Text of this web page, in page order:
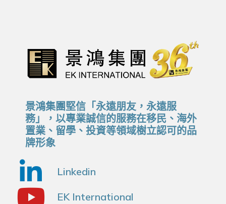
景鴻集團堅信「永遠朋友，永遠服
務」，以專業誠信的服務在移民、海外
置業、留學、投資等領域樹立認可的品
牌形象
Linkedin
EK International